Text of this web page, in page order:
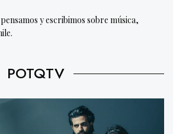
y escribimos sobre música,
POTQTV